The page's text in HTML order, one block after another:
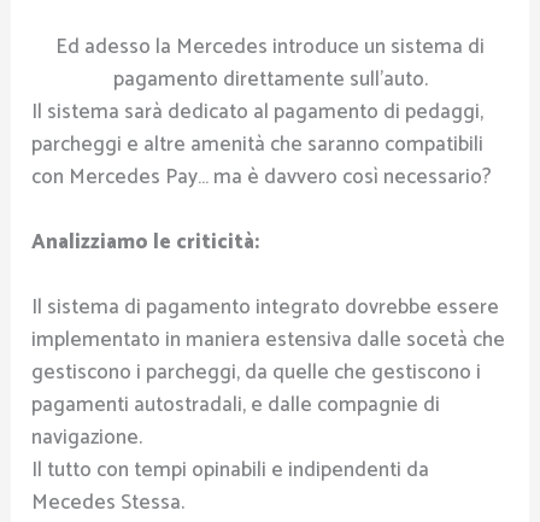
Ed adesso la Mercedes introduce un sistema di
pagamento direttamente sull’auto.
Il sistema sarà dedicato al pagamento di pedaggi,
parcheggi e altre amenità che saranno compatibili
con Mercedes Pay… ma è davvero così necessario?
Analizziamo le criticità:
Il sistema di pagamento integrato dovrebbe essere
implementato in maniera estensiva dalle socetà che
gestiscono i parcheggi, da quelle che gestiscono i
pagamenti autostradali, e dalle compagnie di
navigazione.
Il tutto con tempi opinabili e indipendenti da
Mecedes Stessa.